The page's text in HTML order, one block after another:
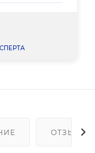
ОТЗЫВЫ